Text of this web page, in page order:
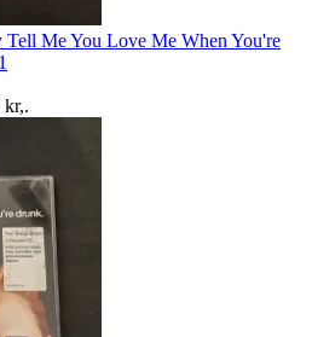
Tell Me You Love Me When You're
kr,.